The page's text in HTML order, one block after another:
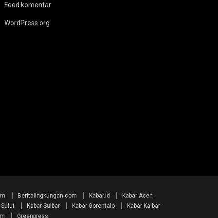
Feed komentar
WordPress.org
Beritalingkungan.com Kabar.id
Kabar Aceh
Sulut Kabar Sulbar Kabar Gorontalo
Kabar Kalbar
Greenpress